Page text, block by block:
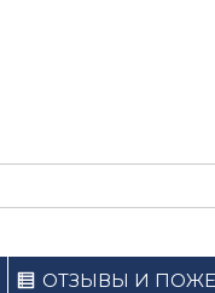
ОТЗЫВЫ И